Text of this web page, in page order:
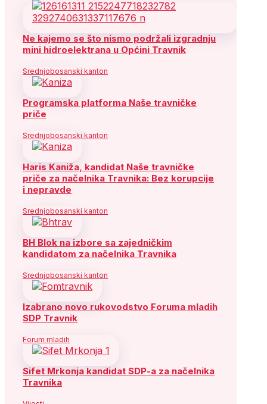
Ne kajemo se što nismo podržali izgradnju
mini hidroelektrana u Općini Travnik
Srednjobosanski kanton
Programska platforma Naše travničke
priče
Srednjobosanski kanton
Haris Kaniža, kandidat Naše travničke
priče za načelnika Travnika: Bez korupcije
i nepravde
Srednjobosanski kanton
BH Blok na izbore sa zajedničkim
kandidatom za načelnika Travnika
Srednjobosanski kanton
Izabrano novo rukovodstvo Foruma mladih
SDP Travnik
Forum mladih
Sifet Mrkonja kandidat SDP-a za načelnika
Travnika